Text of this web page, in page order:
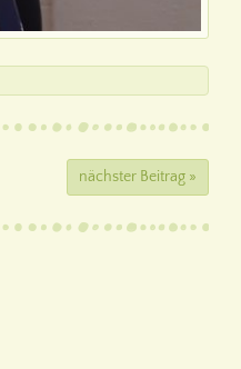
nächster Beitrag »